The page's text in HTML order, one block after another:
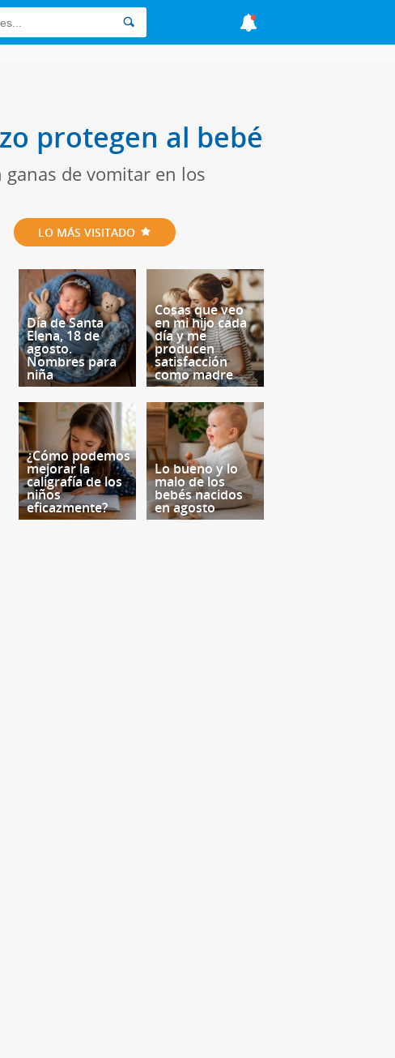
protegen al bebé
de vomitar en los
LO MÁS VISITADO
Día de Santa
Elena, 18 de
agosto.
Nombres para
niña
Cosas que veo
en mi hijo cada
día y me
producen
satisfacción
como madre
¿Cómo podemos
mejorar la
caligrafía de los
niños
eficazmente?
Lo bueno y lo
malo de los
bebés nacidos
en agosto